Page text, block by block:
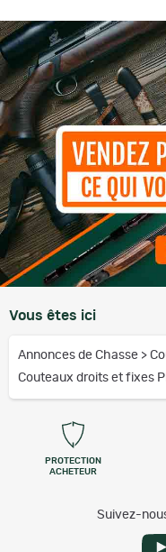
Vous êtes ici
Annonces de Chasse >
Couteaux droits et fixes
PROTECTION
ACHETEUR
Suivez-